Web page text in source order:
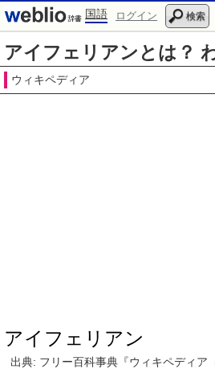
国語 ログイン 検索
アイフェリアンとは？
ウィキペディア
アイフェリアン
出典: フリー百科事典『ウィキペディア